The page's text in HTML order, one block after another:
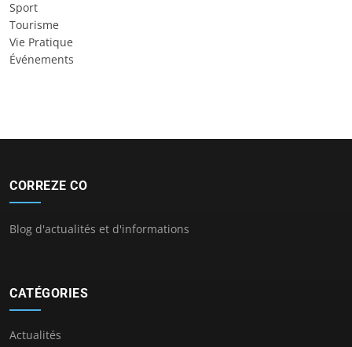
Sport
Tourisme
Vie Pratique
Événements
CORREZE CO
Blog d'actualités et d'informations
CATÉGORIES
Actualités